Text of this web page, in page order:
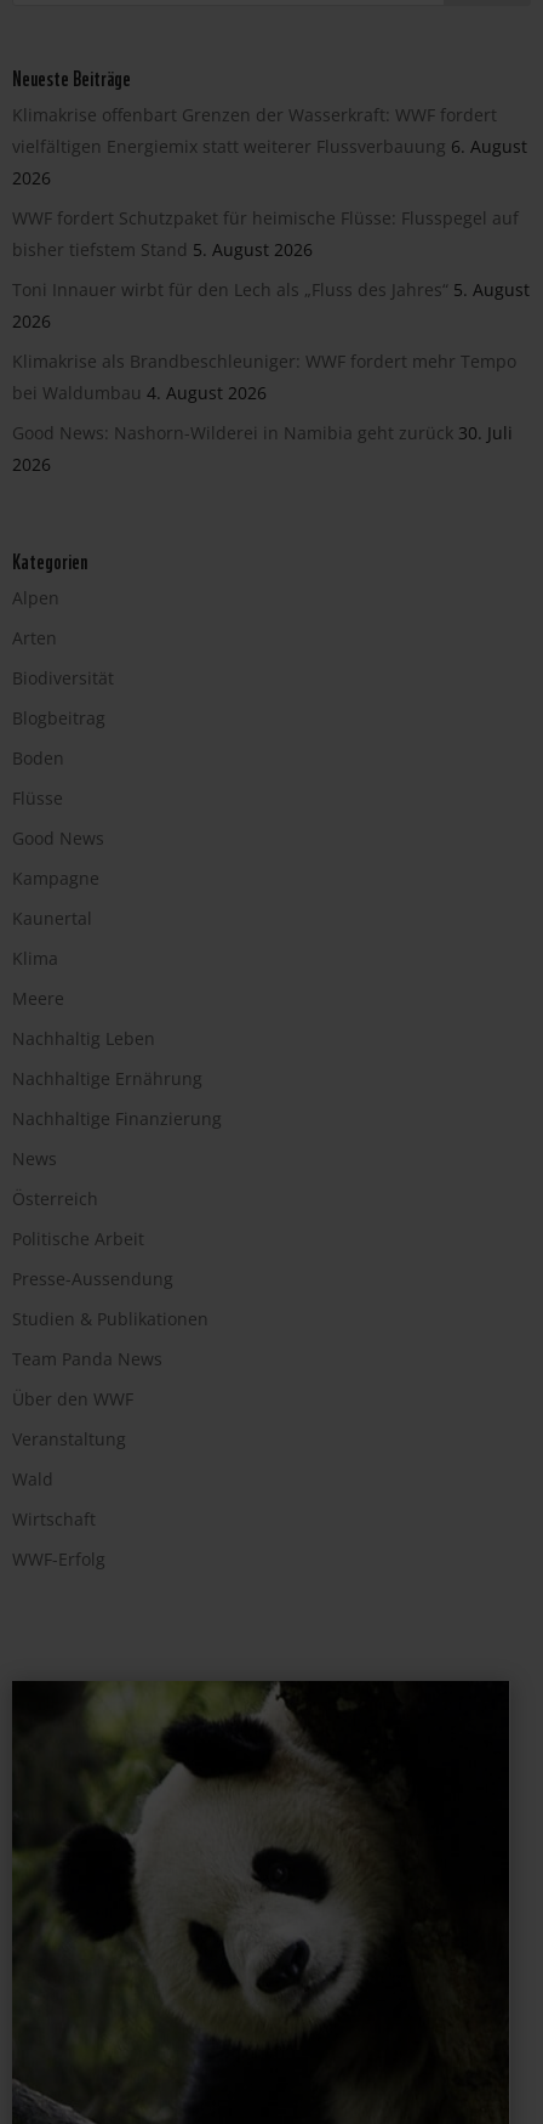
Neueste Beiträge
Klimakrise offenbart Grenzen der Wasserkraft: WWF fordert
vielfältigen Energiemix statt weiterer Flussverbauung 6. August
2026
WWF fordert Schutzpaket für heimische Flüsse: Flusspegel auf
bisher tiefstem Stand 5. August 2026
Toni Innauer wirbt für den Lech als „Fluss des Jahres“ 5. August
2026
Klimakrise als Brandbeschleuniger: WWF fordert mehr Tempo
bei Waldumbau 4. August 2026
Good News: Nashorn-Wilderei in Namibia geht zurück 30. Juli
2026
Kategorien
Alpen
Arten
Biodiversität
Blogbeitrag
Boden
Flüsse
Good News
Kampagne
Kaunertal
Klima
Meere
Nachhaltig Leben
Nachhaltige Ernährung
Nachhaltige Finanzierung
News
Österreich
Politische Arbeit
Presse-Aussendung
Studien & Publikationen
Team Panda News
Über den WWF
Veranstaltung
Wald
Wirtschaft
WWF-Erfolg